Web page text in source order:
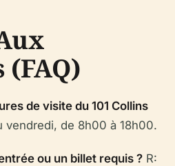
(FAQ)
de visite du 101 Collins
vendredi, de 8h00 à 18h00.
ou un billet requis ? R: